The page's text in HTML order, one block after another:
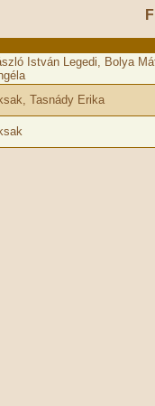
István Legedi, Bolya
Tasnády Erika